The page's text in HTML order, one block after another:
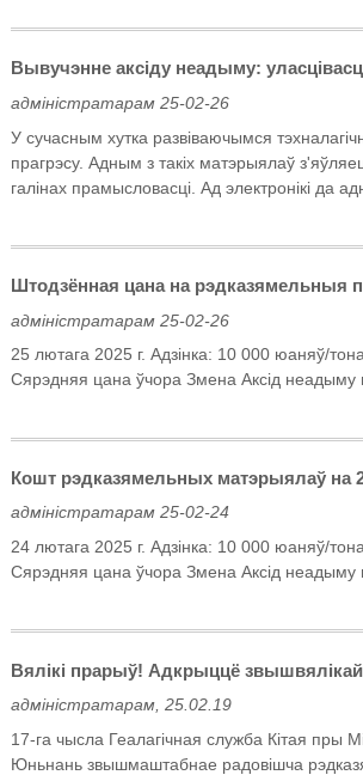
Вывучэнне аксіду неадыму:
адміністратарам 25-02-26
У сучасным хутка развіваючымся
прагрэсу. Адным з такіх матэрыялаў
галінах прамысловасці. Ад электронікі да
Штодзённая цана на рэдказямельныя
адміністратарам 25-02-26
25 лютага 2025 г. Адзінка: 10 000 юаняў/
Сярэдняя цана ўчора Змена Аксід неадыму
Кошт рэдказямельных матэрыялаў на
адміністратарам 25-02-24
24 лютага 2025 г. Адзінка: 10 000 юаняў/
Сярэдняя цана ўчора Змена Аксід неадыму
Вялікі прарыў! Адкрыццё
адміністратарам, 25.02.19
17-га чысла Геалагічная служба Кітая пры
Юньнань звышмаштабнае радовішча